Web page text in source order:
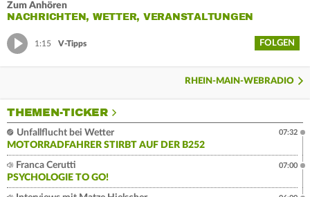
Zum Anhören
NACHRICHTEN, WETTER, VERANSTALTUNGEN
1:15 V-Tipps FOLGEN
RHEIN-MAIN-WEBRADIO
THEMEN-TICKER
Unfallflucht bei Wetter
MOTORRADFAHRER STIRBT AUF DER B252
07:32
Franca Cerutti
PSYCHOLOGIE TO GO!
07:00